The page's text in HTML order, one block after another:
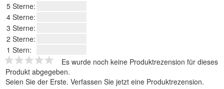
5 Sterne:
4 Sterne:
3 Sterne:
2 Sterne:
1 Stern:
Es wurde noch keine Produktrezension für dieses
Produkt abgegeben.
Seien Sie der Erste. Verfassen Sie jetzt eine Produktrezension.